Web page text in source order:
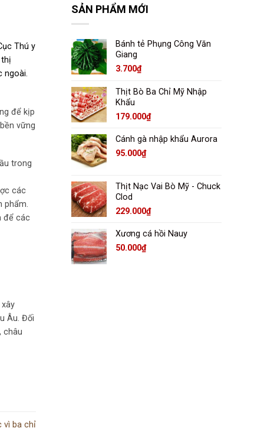
Thú y
ngoài.
để kịp
vững
trong
các
phẩm.
để các
Âu. Đối
châu
vì ba chỉ
SẢN PHẨM MỚI
Bánh tẻ Phụng Công Văn
Giang
3.700₫
Thịt Bò Ba Chỉ Mỹ Nhập
Khẩu
179.000₫
Cánh gà nhập khẩu Aurora
95.000₫
Thịt Nạc Vai Bò Mỹ - Chuck
Clod
229.000₫
Xương cá hồi Nauy
50.000₫